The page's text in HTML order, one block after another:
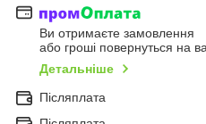
Ви отримаєте замовлення
або гроші повернуться на
Детальніше
Післяплата